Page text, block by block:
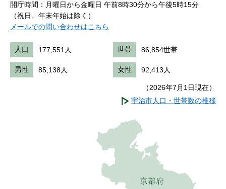
開庁時間：月曜日から金曜日 午前8時30分から午後5時15分
（祝日、年末年始は除く）
メールでの問い合わせはこちら
人口 177,551人 世帯 86,854世帯
男性 85,138人 女性 92,413人
（2026年7月1日現在）
宇治市人口・世帯数の推移